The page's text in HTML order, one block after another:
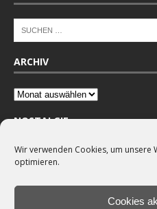
Wir verwenden Cookies, um unsere
optimieren.
Cookies
ARCHIV
NOSTALGIE